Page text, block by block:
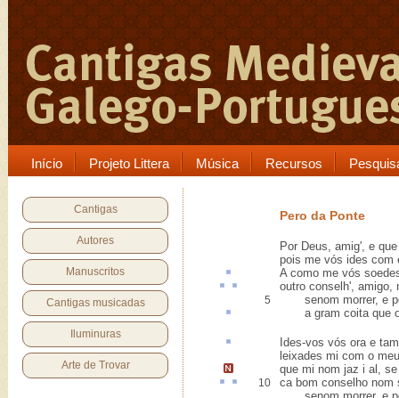
Início Projeto Littera Música Recursos
Cantigas
Autores
Manuscritos
Cantigas musicadas
Iluminuras
Arte de Trovar
Pero da Ponte
Por Deus, amig', e
pois me vós ides com
A como me vós
outro conselh', amigo,
5
senom morrer, e
a gram coitaque
Ides-vos vós ora e
leixades mi com o
que mi nom jaz i al,
10 ca bom conselho